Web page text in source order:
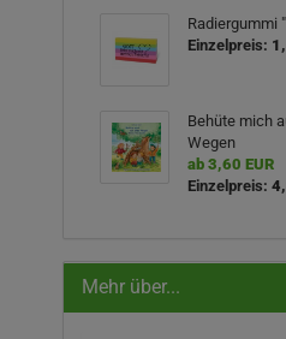
Radiergummi
Einzelpreis:
Behüte mich
Wegen
ab 3,60 EUR
Einzelpreis:
Mehr über...